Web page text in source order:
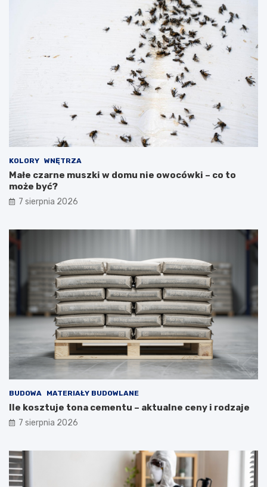
KOLORY WNĘTRZA
Małe czarne muszki w domu nie owocówki – co to
może być?
7 sierpnia 2026
BUDOWA MATERIAŁY BUDOWLANE
Ile kosztuje tona cementu – aktualne ceny i rodzaje
7 sierpnia 2026